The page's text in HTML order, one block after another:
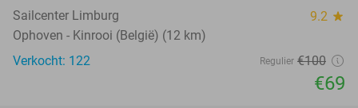
Sailcenter Limburg 9.2 star
Ophoven - Kinrooi (België) (12 km)
Verkocht: 122
Regulier €100
€69